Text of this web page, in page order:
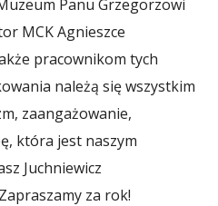
Panu Grzegorzowi
MCK Agnieszce
pracownikom tych
należą się wszystkim
zaangażowanie,
która jest naszym
Juchniewicz
za rok!